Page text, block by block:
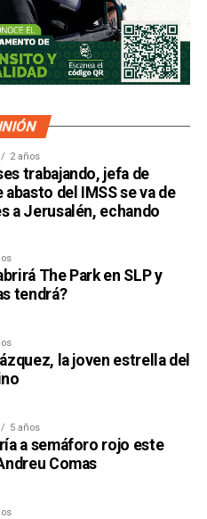
2 años
trabajando, jefa de
del IMSS se va de
a Jerusalén, echando
The Park en SLP y
tendrá?
la joven estrella del
5 años
a semáforo rojo este
Comas